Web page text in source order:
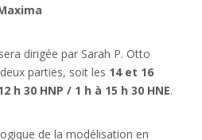
dirigée par Sarah P. Otto
parties, soit les 14 et 16
h 30 HNP / 1 h à 15 h 30 HNE.
de la modélisation en